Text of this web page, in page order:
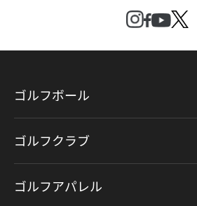
ゴルフボール
ゴルフクラブ
ゴルフアパレル